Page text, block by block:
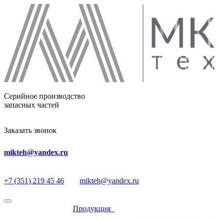
Серийное производство
запасных частей
Заказать звонок
mikteh@yandex.ru
+7 (351) 219 45 46 mikteh@yandex.ru
Продукция